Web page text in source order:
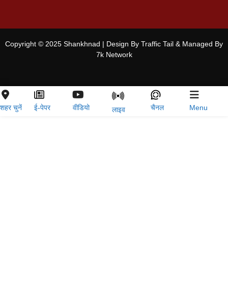
Copyright © 2025 Shankhnad | Design By Traffic Tail & Managed By
7k Network
शहर चुनें ई-पेपर वीडियो लाइव चैनल Menu